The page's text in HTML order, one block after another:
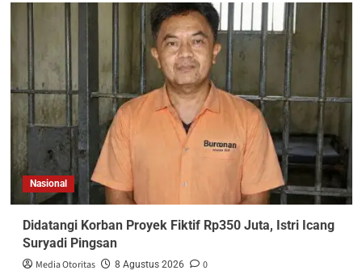
Nasional
Didatangi Korban Proyek Fiktif Rp350 Juta, Istri Icang
Suryadi Pingsan
Media Otoritas 8 Agustus 2026 0